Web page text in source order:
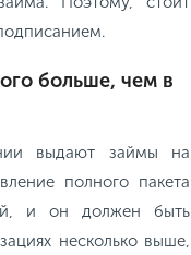
больше, чем в
выдают займы на
полного пакета
и он должен быть
несколько выше,